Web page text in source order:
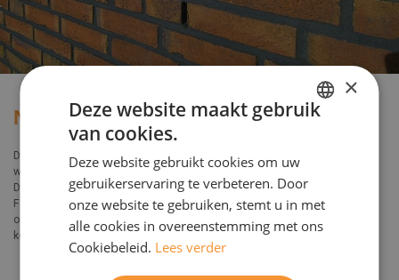
Neubau Vathorst Amersfoort
Der Neubau Vathorst, das große Erweiterungsviertel von Amersfoort,
wurde kürzlich um ein hochwertiges Teilprojekt bereichert: il Promenade.
Die Apartments und die dahinterliegenden Einfamilienhäuser weisen
Fassaden auf, die man nur selten zu sehen bekommt. Beeindruckendes
orangefarbenes Mauerwerk mit einer dunklen Fuge in Kombination mit
kontrastierenden Fensterfronten in weißer Farbe.
×
Deze website maakt gebruik
van cookies.
Deze website gebruikt cookies om uw
gebruikerservaring te verbeteren. Door
onze website te gebruiken, stemt u in met
alle cookies in overeenstemming met ons
Cookiebeleid. Lees verder